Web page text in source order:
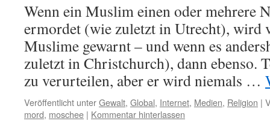
Wenn ein Muslim einen oder mehrere
ermordet (wie zuletzt in Utrecht), wird
Muslime gewarnt – und wenn es
zuletzt in Christchurch), dann ebenso.
zu verurteilen, aber er wird niemals …
Veröffentlicht unterGewalt, Global, Internet, Medien, Religion |
mord, moschee | Kommentar hinterlassen